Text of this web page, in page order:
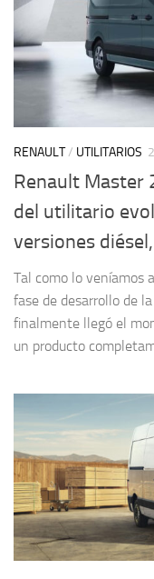
RENAULT/ UTILITARIOS
Renault Master
del utilitario
versiones
Tal como lo veníamos
fase de desarrollo de
finalmente llegó el
un producto